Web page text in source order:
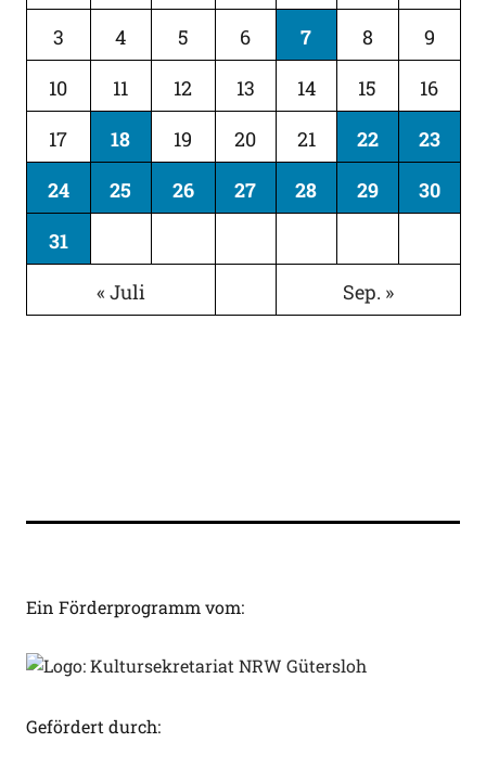
3
4 5 6 7 8
9
10
11 12 13 14 15
16
17
18 19 20 21 22
23
24
25 26 27 28 29
30
31
« Juli
Sep. »
Ein Förderprogramm vom:
Gefördert durch: